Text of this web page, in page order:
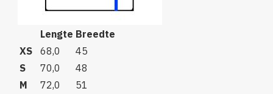
Lengte Breedte
XS
68,0
45
S
70,0
48
M
72,0
51